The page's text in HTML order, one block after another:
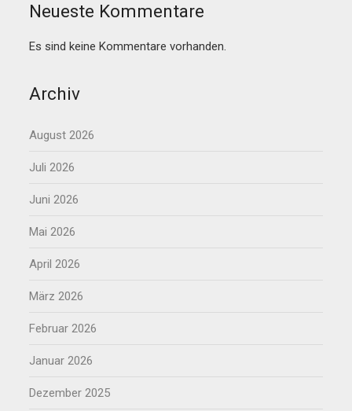
Neueste Kommentare
Es sind keine Kommentare vorhanden.
Archiv
August 2026
Juli 2026
Juni 2026
Mai 2026
April 2026
März 2026
Februar 2026
Januar 2026
Dezember 2025